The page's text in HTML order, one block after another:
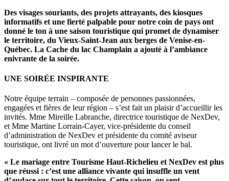
Des visages souriants, des projets attrayants, des kiosques
informatifs et une fierté palpable pour notre coin de pays ont
donné le ton à une saison touristique qui promet de dynamiser
le territoire, du Vieux-Saint-Jean aux berges de Venise-en-
Québec. La Cache du lac Champlain a ajouté à l’ambiance
enivrante de la soirée.
UNE SOIRÉE INSPIRANTE
Notre équipe terrain – composée de personnes passionnées,
engagées et fières de leur région – s’est fait un plaisir d’accueillir les
invités. Mme Mireille Labranche, directrice touristique de NexDev,
et Mme Martine Lorrain-Cayer, vice-présidente du conseil
d’administration de NexDev et présidente du comité aviseur
touristique, ont livré un mot d’ouverture pour lancer le bal.
« Le mariage entre Tourisme Haut-Richelieu et NexDev est plus
que réussi : c’est une alliance vivante qui insuffle un vent